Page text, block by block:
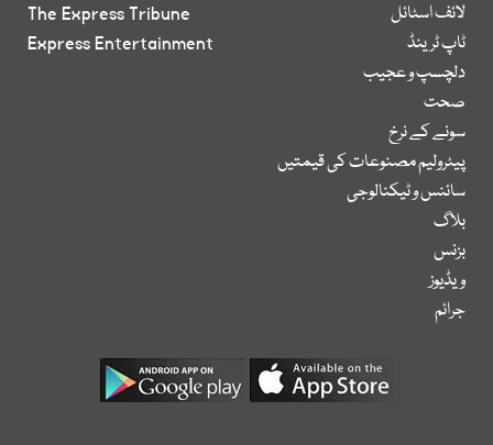
لائف اسٹائل
ٹاپ ٹرینڈ
دلچسپ و عجیب
صحت
سونے کے نرخ
پیٹرولیم مصنوعات کی قیمتیں
سائنس و ٹیکنالوجی
بلاگ
بزنس
ویڈیوز
جرائم
The Express Tribune
Express Entertainment